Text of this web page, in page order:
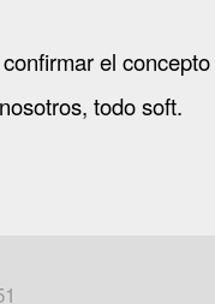
el concepto
todo soft.